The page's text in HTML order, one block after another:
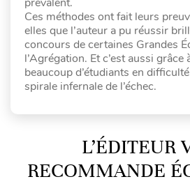
Ces méthodes ont fait leurs
elles que l’auteur a pu réussir
concours de certaines Grandes
l’Agrégation. Et c’est aussi grâce
beaucoup d’étudiants en
spirale infernale de l’échec.
L’ÉDITEUR
RECOMMANDE